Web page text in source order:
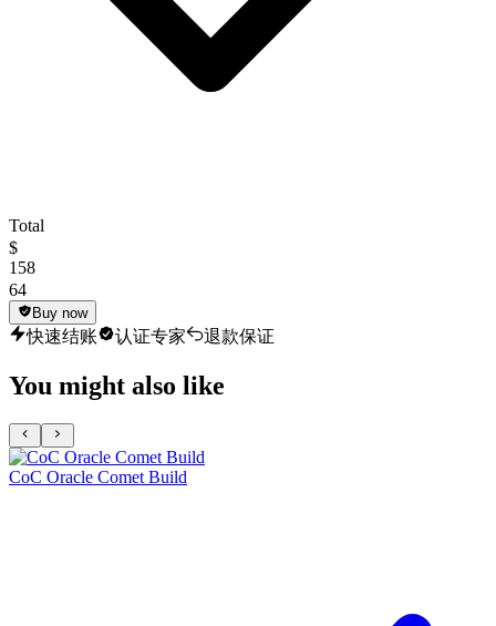
Total
$
158
64
Buy now
快速结账 认证专家 退款保证
You might also like
CoC Oracle Comet Build